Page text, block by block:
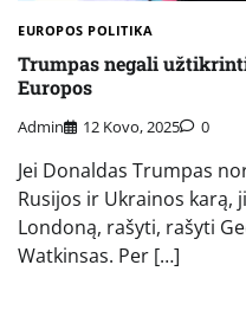
EUROPOS POLITIKA
Trumpas negali
Europos
Admin 12 Kovo, 2025 0
Jei Donaldas Trumpas
Rusijos ir Ukrainos karą,
Londoną, rašyti, rašyti
Watkinsas. Per […]